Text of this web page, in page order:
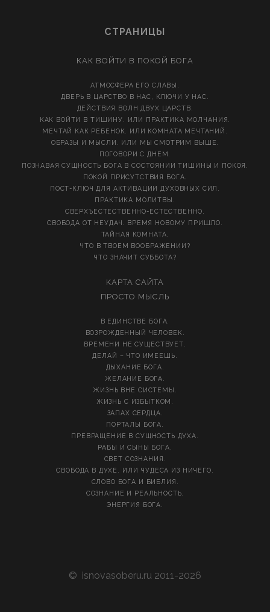
СТРАНИЦЫ
КАК ВОЙТИ В ПОКОЙ БОГА
АТМОСФЕРА ЕГО СЛАВЫ.
ДВЕРЬ В ЦАРСТВО В НАС, КЛЮЧИ У НАС.
ДЕЙСТВИЯ ВОЛН ДВУХ ЦАРСТВ.
КАК ВОЙТИ В ТИШИНУ. ИЛИ ПРАКТИКА МОЛЧАНИЯ.
МЕЧТАЙ КАК РЕБЕНОК. ИЛИ КОМНАТА МЕЧТАНИЙ.
ОБРАЗЫ И МЫСЛИ. ИЛИ МЫ СМОТРИМ ВЫШЕ.
ПОГОВОРИ С ДНЕМ.
ПОЗНАВАЯ СУЩНОСТЬ БОГА В СОСТОЯНИИ ТИШИНЫ И ПОКОЯ.
ПОКОЙ ПРИСУТСТВИЯ БОГА.
ПОСТ-КЛЮЧ ДЛЯ АКТИВАЦИИ ДУХОВНЫХ СИЛ.
ПРАКТИКА МОЛИТВЫ.
СВЕРХЪЕСТЕСТВЕННО-ЕСТЕСТВЕННО.
СВОБОДА ОТ НЕУДАЧ. ВРЕМЯ НОВОМУ ПРИШЛО.
ТАЙНАЯ КОМНАТА.
ЧТО В ТВОЕМ ВООБРАЖЕНИИ?
ЧТО ЗНАЧИТ СУББОТА?
КАРТА САЙТА
ПРОСТО МЫСЛЬ
В ЕДИНСТВЕ БОГА.
ВОЗРОЖДЕННЫЙ ЧЕЛОВЕК.
ВРЕМЕНИ НЕ СУЩЕСТВУЕТ.
ДЕЛАЙ – ЧТО ИМЕЕШЬ.
ДЫХАНИЕ БОГА.
ЖЕЛАНИЕ БОГА.
ЖИЗНЬ ВНЕ СИСТЕМЫ.
ЖИЗНЬ С ИЗБЫТКОМ.
ЗАПАХ СЕРДЦА.
ПОРТАЛЫ БОГА.
ПРЕВРАЩЕНИЕ В СУЩНОСТЬ ДУХА.
РАБЫ И СЫНЫ БОГА.
СВЕТ СОЗНАНИЯ.
СВОБОДА В ДУХЕ. ИЛИ ЧУДЕСА ИЗ НИЧЕГО.
СЛОВО БОГА И БИБЛИЯ.
СОЗНАНИЕ И РЕАЛЬНОСТЬ.
ЭНЕРГИЯ БОГА.
© isnovasoberu.ru 2011-2026